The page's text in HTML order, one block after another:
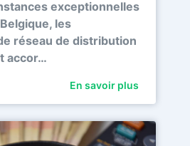
exceptionnelles
les
réseau de distribution
accor…
En savoir plus